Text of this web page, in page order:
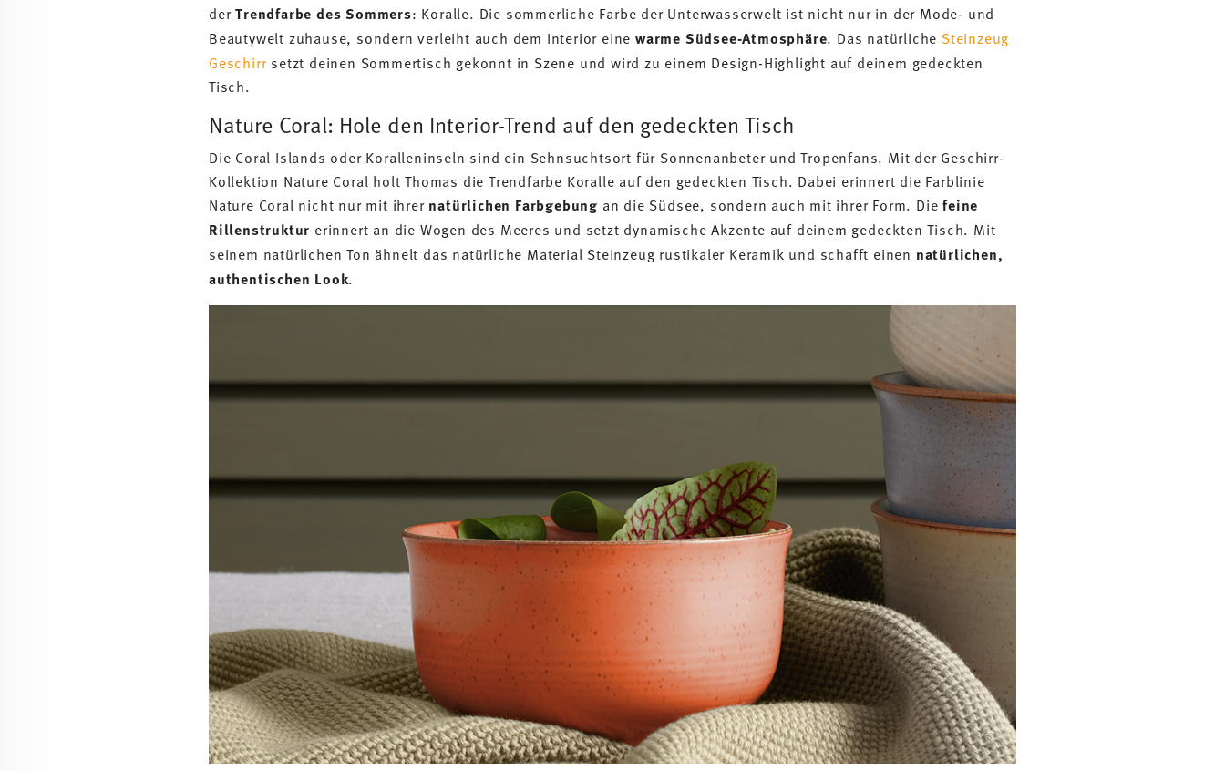
derTrendfarbe des Sommers: Koralle. Die sommerliche Farbe der Unterwasserwelt ist nicht nur in der Mode- und
Beautywelt zuhause, sondern verleiht auch dem Interior eine warme Südsee-Atmosphäre. Das natürliche Steinzeug
Geschirrsetzt deinen Sommertisch gekonnt in Szene und wird zu einem Design-Highlight auf deinem gedeckten
Tisch.
Nature Coral: Hole den Interior-Trend auf den gedeckten Tisch
Die Coral Islands oder Koralleninseln sind ein Sehnsuchtsort für Sonnenanbeter und Tropenfans. Mit der Geschirr-
Kollektion Nature Coral holt Thomas die Trendfarbe Koralle auf den gedeckten Tisch. Dabei erinnert die Farblinie
Nature Coral nicht nur mit ihrer natürlichen Farbgebung an die Südsee, sondern auch mit ihrer Form. Diefeine
Rillenstruktur erinnert an die Wogen des Meeres und setzt dynamische Akzente auf deinem gedeckten Tisch. Mit
seinem natürlichen Ton ähnelt das natürliche Material Steinzeug rustikaler Keramik und schafft einen natürlichen,
authentischen Look.